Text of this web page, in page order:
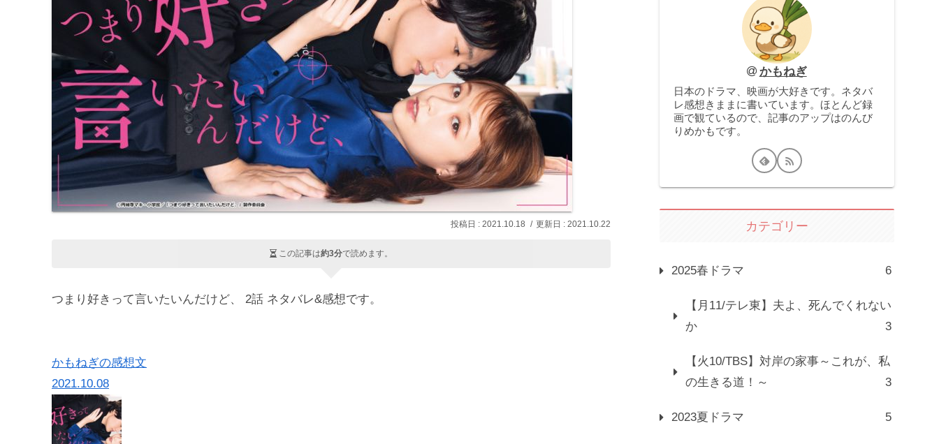
2021.10.18 2021.10.22
この記事は約3分で読めます。
つまり好きって言いたいんだけど、 2話 ネタバレ&感想です。
かもねぎの感想文
2021.10.08
かもねぎ
日本のドラマ、映画が大好きです。ネタバ
レ感想きままに書いています。ほとんど録
画で観ているので、記事のアップはのんび
りめかもです。
カテゴリー
2025春ドラマ 6
【月11/テレ東】夫よ、死んでくれない
か
3
【火10/TBS】対岸の家事～これが、私
の生きる道！～
3
2023夏ドラマ 5